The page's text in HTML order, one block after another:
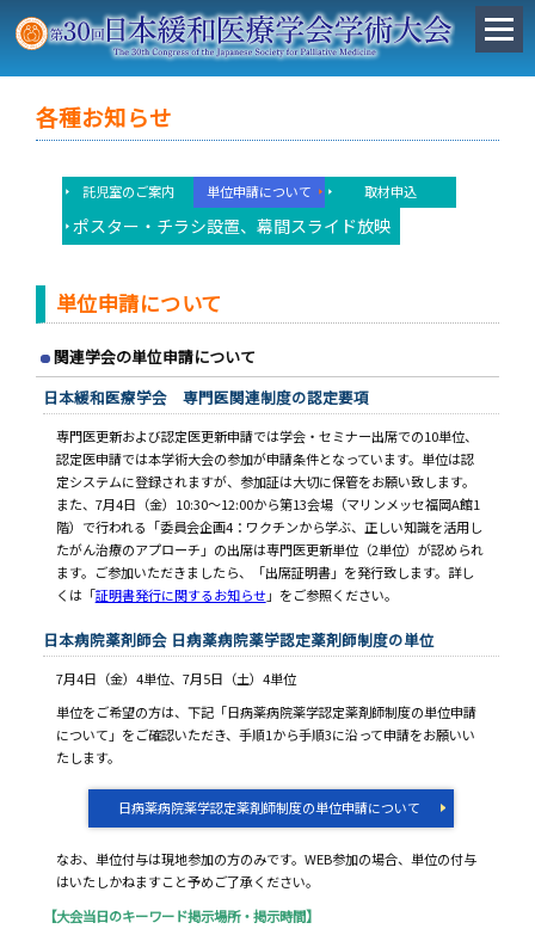
各種お知らせ
託児室のご案内 単位申請について 取材申込
ポスター・チラシ設置、幕間スライド放映
単位申請について
関連学会の単位申請について
日本緩和医療学会 専門医関連制度の認定要項
専門医更新および認定医更新申請では学会・セミナー出席での10単位、
認定医申請では本学術大会の参加が申請条件となっています。単位は認
定システムに登録されますが、参加証は大切に保管をお願い致します。
また、7月4日（金）10:30～12:00から第13会場（マリンメッセ福岡A館1
階）で行われる「委員会企画4：ワクチンから学ぶ、正しい知識を活用し
たがん治療のアプローチ」の出席は専門医更新単位（2単位）が認められ
ます。ご参加いただきましたら、「出席証明書」を発行致します。詳し
くは「証明書発行に関するお知らせ」をご参照ください。
日本病院薬剤師会 日病薬病院薬学認定薬剤師制度の単位
7月4日（金）4単位、7月5日（土）4単位
単位をご希望の方は、下記「日病薬病院薬学認定薬剤師制度の単位申請
について」をご確認いただき、手順1から手順3に沿って申請をお願いい
たします。
日病薬病院薬学認定薬剤師制度の単位申請について
なお、単位付与は現地参加の方のみです。WEB参加の場合、単位の付与
はいたしかねますこと予めご了承ください。
【大会当日のキーワード掲示場所・掲示時間】